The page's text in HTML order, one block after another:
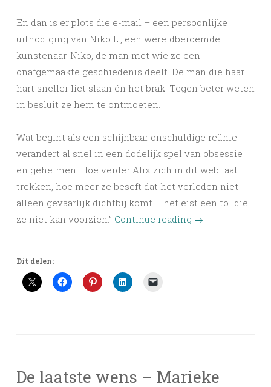
En dan is er plots die e-mail – een persoonlijke
uitnodiging van Niko L., een wereldberoemde
kunstenaar. Niko, de man met wie ze een
onafgemaakte geschiedenis deelt. De man die haar
hart sneller liet slaan én het brak. Tegen beter weten
in besluit ze hem te ontmoeten.
Wat begint als een schijnbaar onschuldige reünie
verandert al snel in een dodelijk spel van obsessie
en geheimen. Hoe verder Alix zich in dit web laat
trekken, hoe meer ze beseft dat het verleden niet
alleen gevaarlijk dichtbij komt – het eist een tol die
ze niet kan voorzien.” Continue reading →
Dit delen:
De laatste wens – Marieke